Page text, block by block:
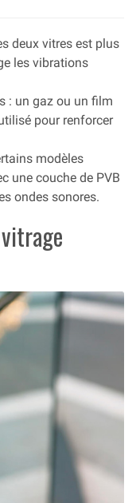
deux vitres est plus
les vibrations
: un gaz ou un film
pour renforcer
modèles
une couche de PVB
ondes sonores.